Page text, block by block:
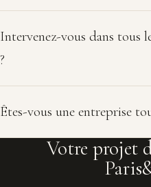
Intervenez-vous dans tous
?
Êtes-vous une entreprise
Votre projet